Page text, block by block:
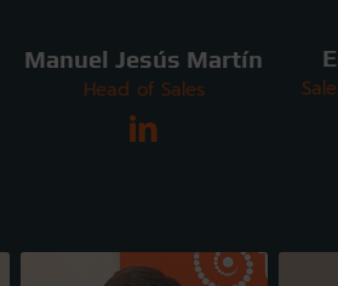
Manuel Jesús Martín
Head of Sales